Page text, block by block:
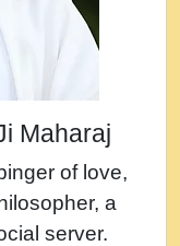
Ji
रझद फर! shri
क !!!! मह दद
ravinandan
Maharaj
of love,
a
server.